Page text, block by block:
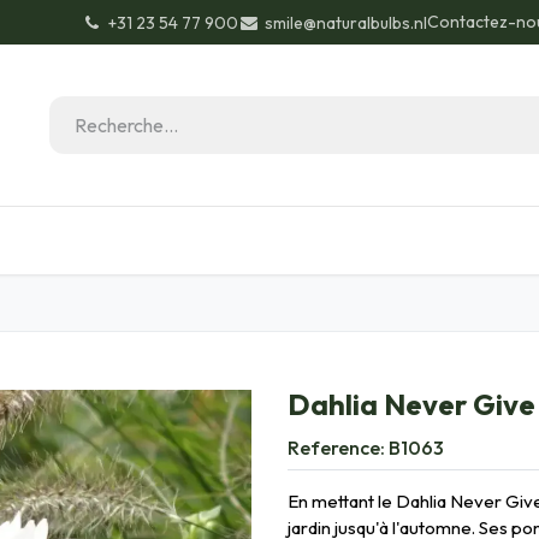
+31 23 54 77 900 smile@naturalbulbs.nlContactez-
Dahlia Never
Reference: B1063
En mettant le Dahlia Never
jardin jusqu'à l'automne. Ses